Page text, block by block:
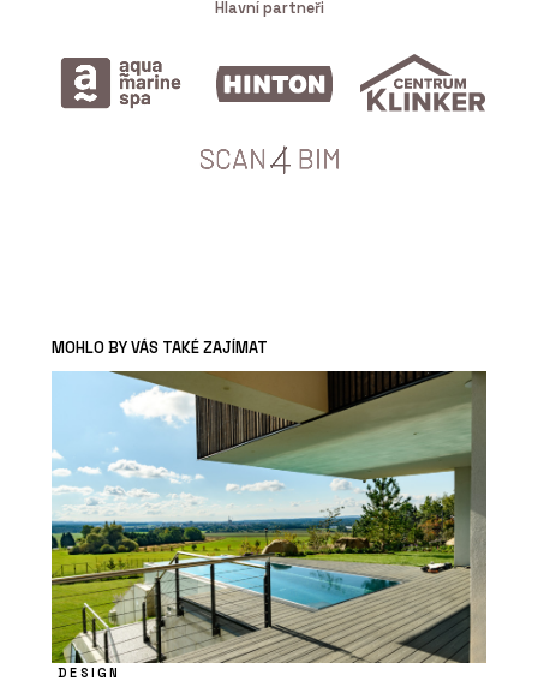
Hlavní partneři
MOHLO BY VÁS TAKÉ ZAJÍMAT
DESIGN